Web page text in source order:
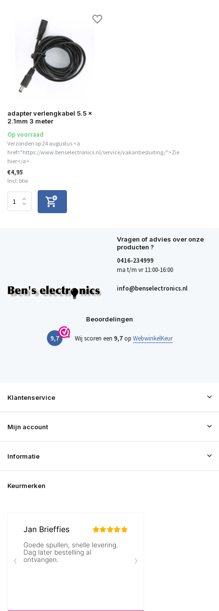
adapter verlengkabel 5.5 x
2.1mm 3 meter
Op voorraad
Verzonden op 24 augustus <a
href="https://www.benselectronics.nl/service/vakantiesluiting/">Zie
hier</a>
€4,95
Incl. btw
Vragen of advies over onze
producten ?
0416-234999
ma t/m vr 11:00-16:00
info@benselectronics.nl
Beoordelingen
9,7 Wij scoren een 9,7op WebwinkelKeur
Klantenservice
Mijn account
Informatie
Keurmerken